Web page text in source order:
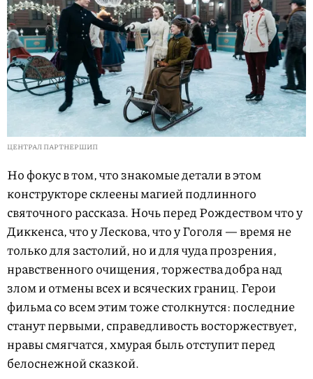
ЦЕНТРАЛ ПАРТНЕРШИП
Но фокус в том, что знакомые детали в этом
конструкторе склеены магией подлинного
святочного рассказа. Ночь перед Рождеством что у
Диккенса, что у Лескова, что у Гоголя — время не
только для застолий, но и для чуда прозрения,
нравственного очищения, торжества добра над
злом и отмены всех и всяческих границ. Герои
фильма со всем этим тоже столкнутся: последние
станут первыми, справедливость восторжествует,
нравы смягчатся, хмурая быль отступит перед
белоснежной сказкой.